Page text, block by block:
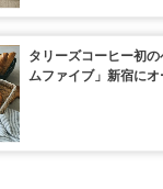
タリーズコーヒー初
ムファイブ」新宿に